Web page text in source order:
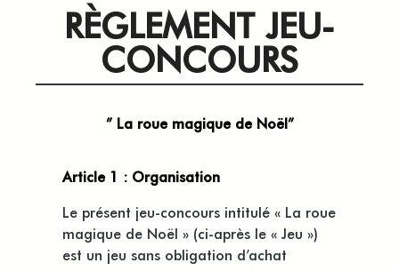
RÈGLEMENT JEU-
CONCOURS
” La roue magique de Noël”
Article 1 : Organisation
Le présent jeu-concours intitulé « La roue
magique de Noël » (ci-après le « Jeu »)
est un jeu sans obligation d’achat